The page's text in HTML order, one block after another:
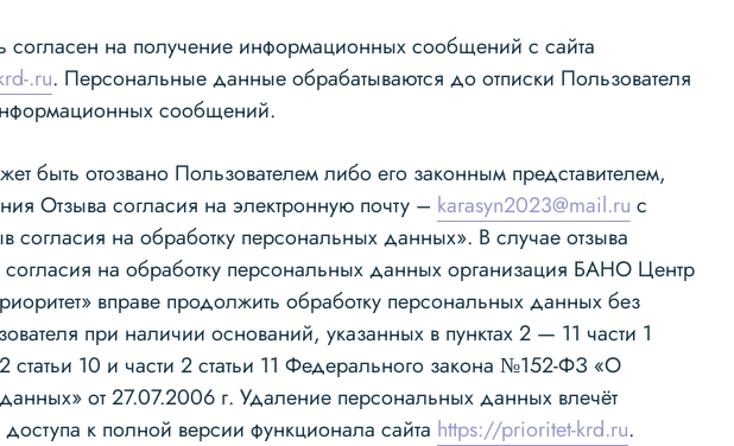
согласен на получение информационных сообщений с сайта
.ru. Персональные данные обрабатываются до отписки Пользователя
сообщений.
быть отозвано Пользователем либо его законным представителем,
Отзыва согласия на электронную почту – karasyn2023@mail.ru с
согласия на обработку персональных данных». В случае отзыва
согласия на обработку персональных данных организация БАНО Центр
вправе продолжить обработку персональных данных без
при наличии оснований, указанных в пунктах 2 — 11 части 1
2 статьи 10 и части 2 статьи 11 Федерального закона №152-ФЗ «О
от 27.07.2006 г. Удаление персональных данных влечёт
к полной версии функционала сайта https://prioritet-krd.ru.